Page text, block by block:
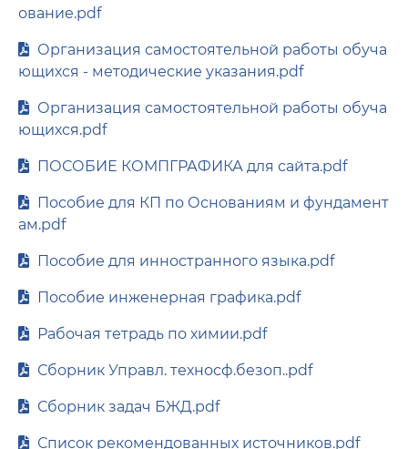
ование.pdf
Организация самостоятельной работы обуча
ющихся - методические указания.pdf
Организация самостоятельной работы обуча
ющихся.pdf
ПОСОБИЕ КОМПГРАФИКА для сайта.pdf
Пособие для КП по Основаниям и фундамент
ам.pdf
Пособие для инностранного языка.pdf
Пособие инженерная графика.pdf
Рабочая тетрадь по химии.pdf
Сборник Управл. техносф.безоп..pdf
Сборник задач БЖД.pdf
Список рекомендованных источников.pdf